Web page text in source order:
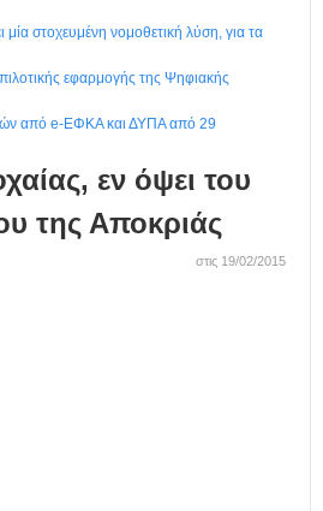
μία στοχευμένη νομοθετική λύση, για τα
εφαρμογής της Ψηφιακής
από e-ΕΦΚΑ και ΔΥΠΑ από 29
εν όψει του
της Αποκριάς
στις 19/02/2015